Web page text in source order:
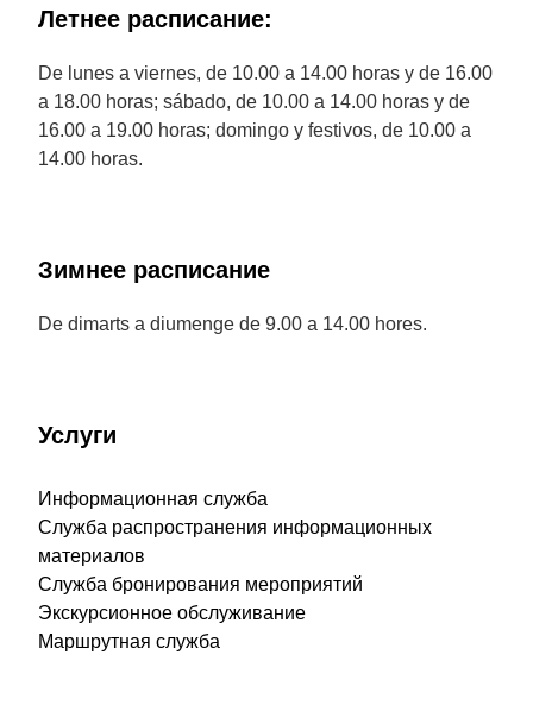
Летнее расписание:
De lunes a viernes, de 10.00 a 14.00 horas y de 16.00
a 18.00 horas; sábado, de 10.00 a 14.00 horas y de
16.00 a 19.00 horas; domingo y festivos, de 10.00 a
14.00 horas.
Зимнее расписание
De dimarts a diumenge de 9.00 a 14.00 hores.
Услуги
Информационная служба
Служба распространения информационных
материалов
Служба бронирования мероприятий
Экскурсионное обслуживание
Маршрутная служба